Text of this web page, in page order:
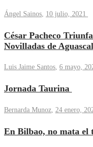
Ángel Sainos 10 julio, 2021
César Pacheco
Novilladas de
Luis Jaime Santos, 6 mayo,
Jornada Taurina
Bernarda Munoz, 24 enero,
En Bilbao, no mata